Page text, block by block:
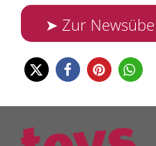
➤ Zur